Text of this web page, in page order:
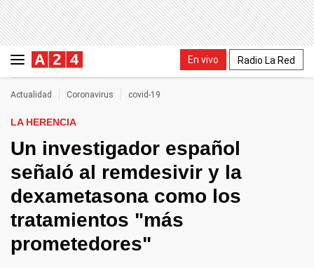
En vivo Radio La Red
Actualidad Coronavirus covid-19
LA HERENCIA
Un investigador español
señaló al remdesivir y la
dexametasona como los
tratamientos "más
prometedores"